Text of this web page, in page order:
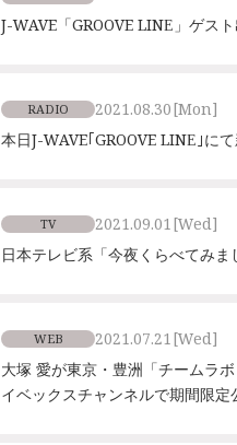
J-WAVE「GROOVE LINE」ゲスト
RADIO 2021.08.30[Mon]
本日J-WAVE｢GROOVE LINE｣に
TV 2021.09.01[Wed]
日本テレビ系「今夜くらべてみま
WEB 2021.07.21[Wed]
大塚 愛が東京・豊洲「チームラ
イベックスチャンネルで期間限定